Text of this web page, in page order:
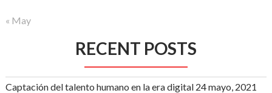
« May
RECENT POSTS
Captación del talento humano en la era digital 24 mayo, 2021